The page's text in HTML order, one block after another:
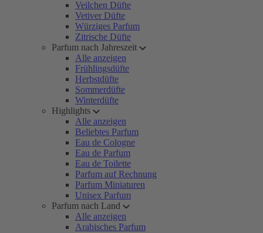
Veilchen Düfte
Vetiver Düfte
Würziges Parfum
Zitrische Düfte
Parfum nach Jahreszeit
Alle anzeigen
Frühlingsdüfte
Herbstdüfte
Sommerdüfte
Winterdüfte
Highlights
Alle anzeigen
Beliebtes Parfum
Eau de Cologne
Eau de Parfum
Eau de Toilette
Parfum auf Rechnung
Parfum Miniaturen
Unisex Parfum
Parfum nach Land
Alle anzeigen
Arabisches Parfum